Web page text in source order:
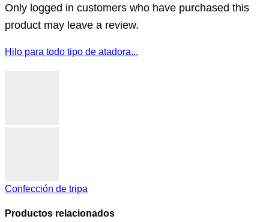
Only logged in customers who have purchased this
product may leave a review.
Hilo para todo tipo de atadora...
Confección de tripa
Productos relacionados